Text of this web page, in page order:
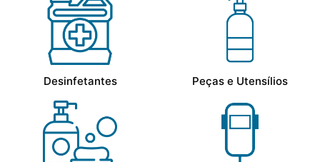
Desinfetantes Peças e Utensílios